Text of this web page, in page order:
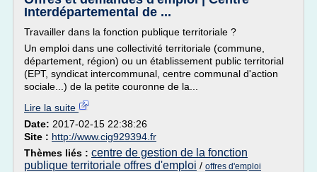
Interdépartemental de ...
Travailler dans la fonction publique territoriale ?
Un emploi dans une collectivité territoriale (commune,
département, région) ou un établissement public territorial
(EPT, syndicat intercommunal, centre communal d'action
sociale...) de la petite couronne de la...
Lire la suite
Date: 2017-02-15 22:38:26
Site : http://www.cig929394.fr
Thèmes liés : centre de gestion de la fonction
publique territoriale offres d'emploi / offres d'emploi